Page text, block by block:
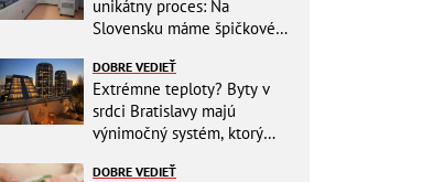
unikátny proces: Na
Slovensku máme špičkové
DOBRE VEDIEŤ
Extrémne teploty? Byty v
srdci Bratislavy majú
výnimočný systém, ktorý
DOBRE VEDIEŤ